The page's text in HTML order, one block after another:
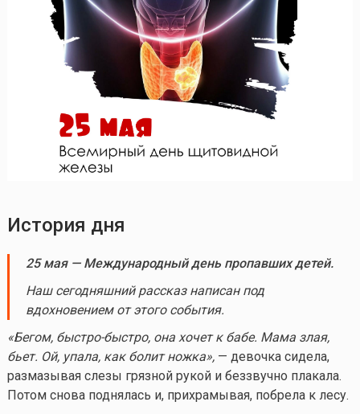
История дня
25 мая — Международный день пропавших детей.
Наш сегодняшний рассказ написан под
вдохновением от этого события.
«Бегом, быстро-быстро, она хочет к бабе. Мама злая,
бьет. Ой, упала, как болит ножка»,— девочка сидела,
размазывая слезы грязной рукой и беззвучно плакала.
Потом снова поднялась и, прихрамывая, побрела к лесу.